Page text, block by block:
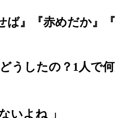
ば』『赤めだか』
どうしたの？1人で
いよね 」